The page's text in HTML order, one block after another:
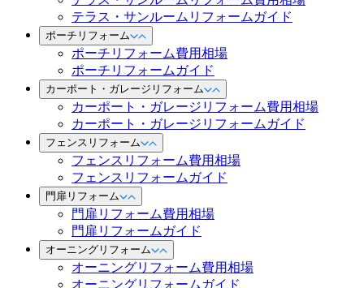
テラス・サンルームリフォームガイド
ポーチリフォーム
ポーチリフォーム費用相場
ポーチリフォームガイド
カーポート・ガレージリフォーム
カーポート・ガレージリフォーム費用相場
カーポート・ガレージリフォームガイド
フェンスリフォーム
フェンスリフォーム費用相場
フェンスリフォームガイド
門扉リフォーム
門扉リフォーム費用相場
門扉リフォームガイド
オーニングリフォーム
オーニングリフォーム費用相場
オーニングリフォームガイド